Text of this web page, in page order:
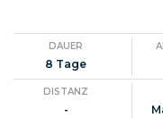
DAUER
8 Tage
DISTANZ
-